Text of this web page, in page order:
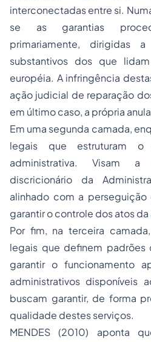
interconectadas entre si.
se as garantias
primariamente, dirigidas
substantivos dos que
européia. A infringência
ação judicial de reparação
em último caso, a própria
Em uma segunda camada,
legais que estruturam
administrativa. Visam
discricionário da
alinhado com a
garantir o controle dos atos
Por fim, na terceira
legais que definem
garantir o funcionamento
administrativos disponíveis
buscam garantir, de forma
qualidade destes serviços.
MENDES (2010) aponta